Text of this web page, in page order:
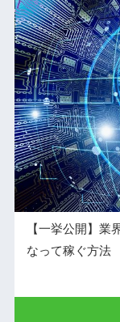
【一挙公開】業
なって稼ぐ方法